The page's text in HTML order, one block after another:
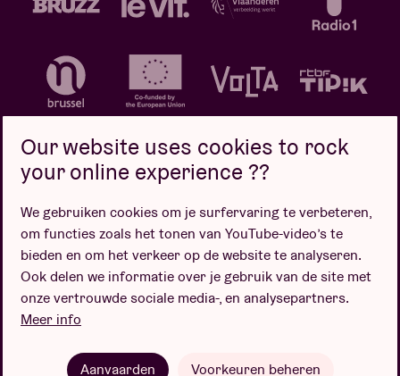
Privacybeleid Cookiebeleid
Verkoopsvoorwaarden
Design door
Our website uses cookies to rock
your online experience ??
We gebruiken cookies om je surfervaring te verbeteren,
om functies zoals het tonen van YouTube-video’s te
bieden en om het verkeer op de website te analyseren.
Ook delen we informatie over je gebruik van de site met
onze vertrouwde sociale media-, en analysepartners.
Meer info
Aanvaarden Voorkeuren beheren